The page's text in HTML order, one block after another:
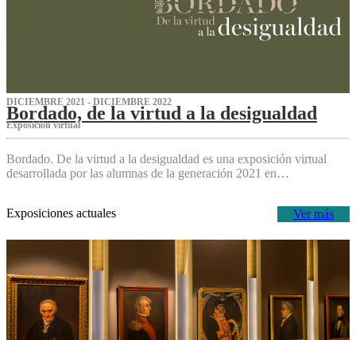
DICIEMBRE 2021 - DICIEMBRE 2022
Bordado, de la virtud a la desigualdad
Exposición virtual‌
Bordado. De la virtud a la desigualdad es una exposición virtual
desarrollada por las alumnas de la generación 2021 en…
Ver más
Exposiciones actuales